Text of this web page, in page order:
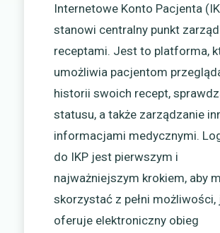
Internetowe Konto Pacjenta
stanowi centralny punkt
receptami. Jest to platforma,
umożliwia pacjentom
historii swoich recept,
statusu, a także zarządzanie
informacjami medycznymi.
do IKP jest pierwszym i
najważniejszym krokiem, aby
skorzystać z pełni możliwości,
oferuje elektroniczny obieg